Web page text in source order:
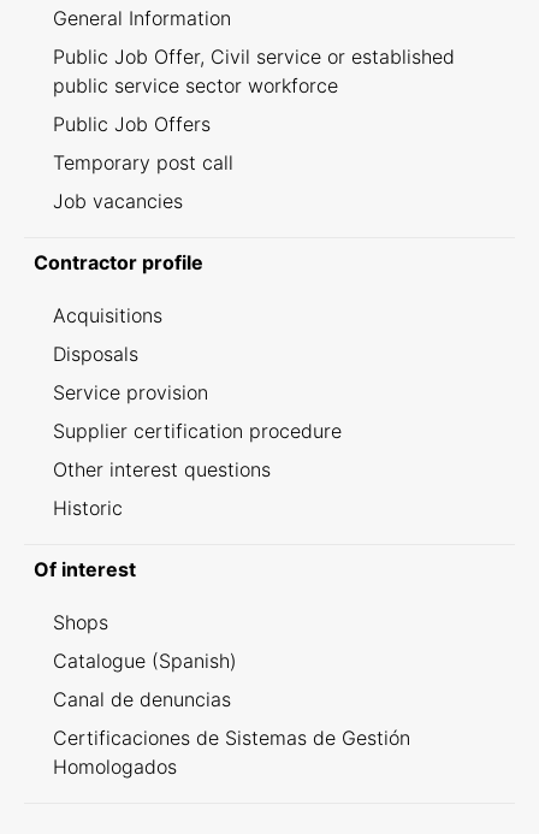
General Information
Public Job Offer, Civil service or established
public service sector workforce
Public Job Offers
Temporary post call
Job vacancies
Contractor profile
Acquisitions
Disposals
Service provision
Supplier certification procedure
Other interest questions
Historic
Of interest
Shops
Catalogue (Spanish)
Canal de denuncias
Certificaciones de Sistemas de Gestión
Homologados